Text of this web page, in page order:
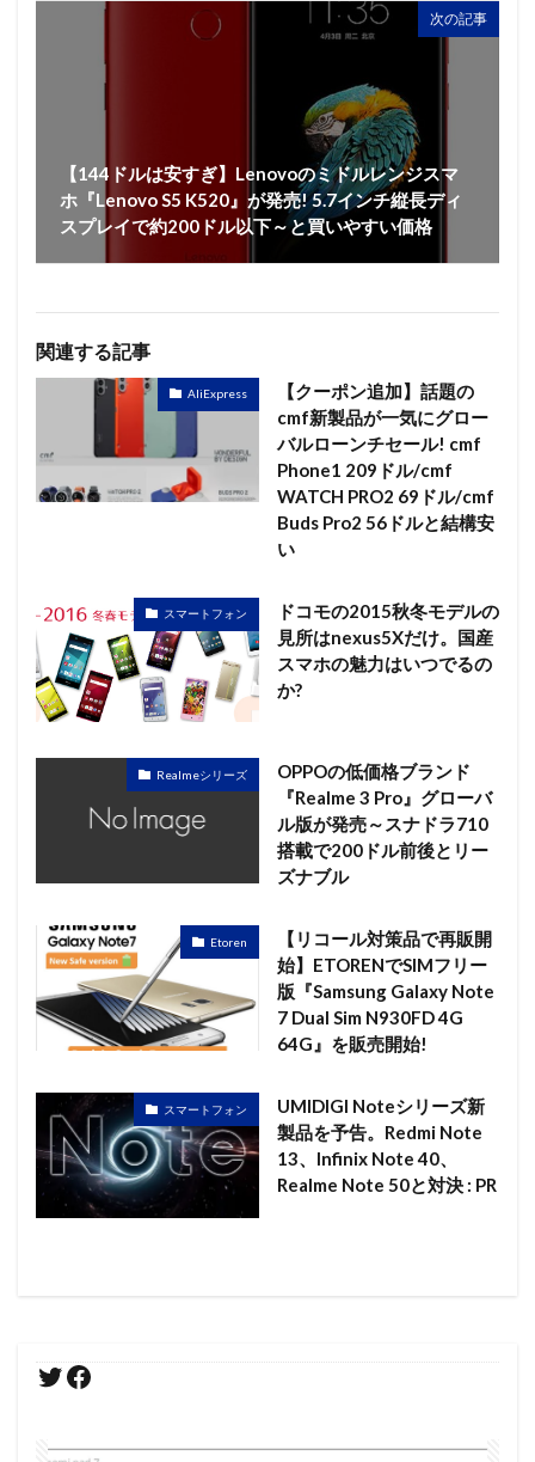
次の記事
【144ドルは安すぎ】Lenovoのミドルレンジスマ
ホ『Lenovo S5 K520』が発売! 5.7インチ縦長ディ
スプレイで約200ドル以下～と買いやすい価格
関連する記事
AliExpress
【クーポン追加】話題の
cmf新製品が一気にグロー
バルローンチセール! cmf
Phone1 209ドル/cmf
WATCH PRO2 69ドル/cmf
Buds Pro2 56ドルと結構安
い
スマートフォン
ドコモの2015秋冬モデルの
見所はnexus5Xだけ。国産
スマホの魅力はいつでるの
か?
Realmeシリーズ
OPPOの低価格ブランド
『Realme 3 Pro』グローバ
ル版が発売～スナドラ710
搭載で200ドル前後とリー
ズナブル
Etoren
【リコール対策品で再販開
始】ETORENでSIMフリー
版『Samsung Galaxy Note
7 Dual Sim N930FD 4G
64G』を販売開始!
スマートフォン
UMIDIGI Noteシリーズ新
製品を予告。Redmi Note
13、Infinix Note 40、
Realme Note 50と対決 : PR